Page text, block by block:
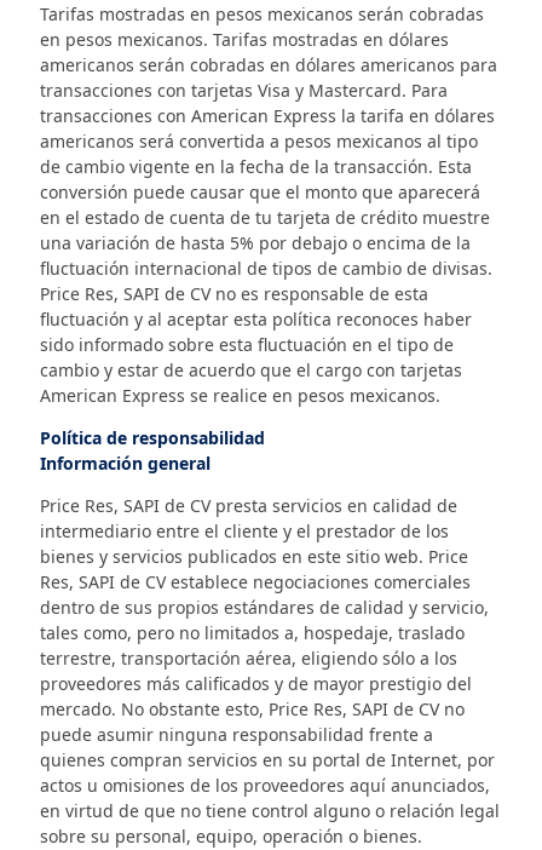
Tarifas mostradas en pesos mexicanos serán cobradas
en pesos mexicanos. Tarifas mostradas en dólares
americanos serán cobradas en dólares americanos para
transacciones con tarjetas Visa y Mastercard. Para
transacciones con American Express la tarifa en dólares
americanos será convertida a pesos mexicanos al tipo
de cambio vigente en la fecha de la transacción. Esta
conversión puede causar que el monto que aparecerá
en el estado de cuenta de tu tarjeta de crédito muestre
una variación de hasta 5% por debajo o encima de la
fluctuación internacional de tipos de cambio de divisas.
Price Res, SAPI de CV no es responsable de esta
fluctuación y al aceptar esta política reconoces haber
sido informado sobre esta fluctuación en el tipo de
cambio y estar de acuerdo que el cargo con tarjetas
American Express se realice en pesos mexicanos.
Política de responsabilidad
Información general
Price Res, SAPI de CV presta servicios en calidad de
intermediario entre el cliente y el prestador de los
bienes y servicios publicados en este sitio web. Price
Res, SAPI de CV establece negociaciones comerciales
dentro de sus propios estándares de calidad y servicio,
tales como, pero no limitados a, hospedaje, traslado
terrestre, transportación aérea, eligiendo sólo a los
proveedores más calificados y de mayor prestigio del
mercado. No obstante esto, Price Res, SAPI de CV no
puede asumir ninguna responsabilidad frente a
quienes compran servicios en su portal de Internet, por
actos u omisiones de los proveedores aquí anunciados,
en virtud de que no tiene control alguno o relación legal
sobre su personal, equipo, operación o bienes.